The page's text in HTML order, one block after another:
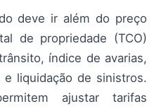
deve ir além do preço
de propriedade (TCO)
índice de avarias,
liquidação de sinistros.
ajustar tarifas